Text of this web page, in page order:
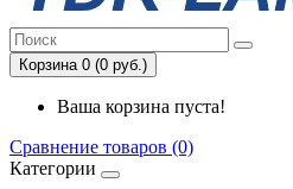
Корзина 0 (0 руб.)
Ваша корзина пуста!
Сравнение товаров (0)
Категории